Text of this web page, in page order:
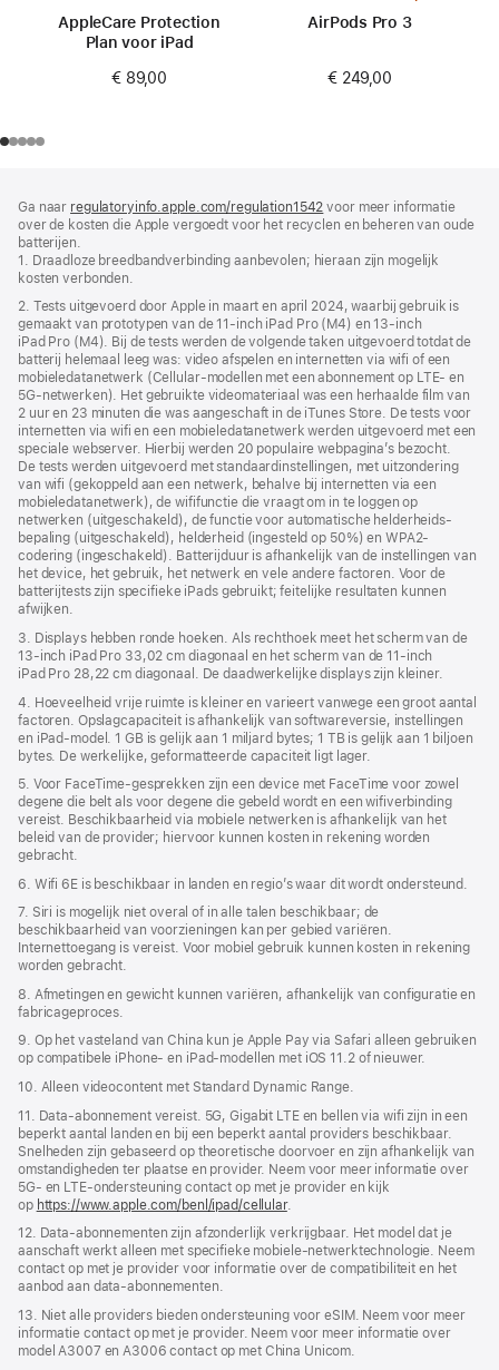
AppleCare Protection
Plan voor iPad
€ 89,00
AirPods Pro 3
€ 249,00
Ga naar regulatoryinfo.apple.com/regulation1542 (wordt
in
venster
voor meer informatie
over de kosten die Apple vergoedt voor het recyclen en beheren van oude
batterijen.
1. Draadloze breedbandverbinding aanbevolen; hieraan zijn mogelijk
kosten verbonden.
2. Tests uitgevoerd door Apple in maart en april 2024, waarbij gebruik is
gemaakt van prototypen van de 11‑inch iPad Pro (M4) en 13‑inch
iPad Pro (M4). Bij de tests werden de volgende taken uitgevoerd totdat de
batterij helemaal leeg was: video afspelen en internetten via wifi of een
mobiele­data­netwerk (Cellular-modellen met een abonnement op LTE- en
5G‑netwerken). Het gebruikte videomateriaal was een herhaalde film van
2 uur en 23 minuten die was aangeschaft in de iTunes Store. De tests voor
internetten via wifi en een mobiele­data­netwerk werden uitgevoerd met een
speciale webserver. Hierbij werden 20 populaire webpagina’s bezocht.
De tests werden uitgevoerd met standaard­instellingen, met uitzondering
van wifi (gekoppeld aan een netwerk, behalve bij internetten via een
mobiele­­data­­netwerk), de wififunctie die vraagt om in te loggen op
netwerken (uitgeschakeld), de functie voor automatische helderheids­
bepaling (uitgeschakeld), helderheid (ingesteld op 50%) en WPA2-
codering (ingeschakeld). Batterijduur is afhankelijk van de instellingen van
het device, het gebruik, het netwerk en vele andere factoren. Voor de
batterijtests zijn specifieke iPads gebruikt; feitelijke resultaten kunnen
afwijken.
3. Displays hebben ronde hoeken. Als rechthoek meet het scherm van de
13‑inch iPad Pro 33,02 cm diagonaal en het scherm van de 11‑inch
iPad Pro 28,22 cm diagonaal. De daadwerkelijke displays zijn kleiner.
4. Hoeveelheid vrije ruimte is kleiner en varieert vanwege een groot aantal
factoren. Opslagcapaciteit is afhankelijk van softwareversie, instellingen
en iPad‑model. 1 GB is gelijk aan 1 miljard bytes; 1 TB is gelijk aan 1 biljoen
bytes. De werkelijke, geformatteerde capaciteit ligt lager.
5. Voor FaceTime-gesprekken zijn een device met FaceTime voor zowel
degene die belt als voor degene die gebeld wordt en een wifiverbinding
vereist. Beschikbaarheid via mobiele netwerken is afhankelijk van het
beleid van de provider; hiervoor kunnen kosten in rekening worden
gebracht.
6. Wifi 6E is beschikbaar in landen en regio’s waar dit wordt ondersteund.
7. Siri is mogelijk niet overal of in alle talen beschikbaar; de
beschikbaarheid van voorzieningen kan per gebied variëren.
Internettoegang is vereist. Voor mobiel gebruik kunnen kosten in rekening
worden gebracht.
8. Afmetingen en gewicht kunnen variëren, afhankelijk van configuratie en
fabricageproces.
9. Op het vasteland van China kun je Apple Pay via Safari alleen gebruiken
op compatibele iPhone‑ en iPad-modellen met iOS 11.2 of nieuwer.
10. Alleen videocontent met Standard Dynamic Range.
11. Data-abonnement vereist. 5G, Gigabit LTE en bellen via wifi zijn in een
beperkt aantal landen en bij een beperkt aantal providers beschikbaar.
Snelheden zijn gebaseerd op theoretische doorvoer en zijn afhankelijk van
omstandigheden ter plaatse en provider. Neem voor meer informatie over
5G- en LTE‑ondersteuning contact op met je provider en kijk
op https://www.apple.com/benl/ipad/cellular.
12. Data-abonnementen zijn afzonderlijk verkrijgbaar. Het model dat je
aanschaft werkt alleen met specifieke mobiele-netwerktechnologie. Neem
contact op met je provider voor informatie over de compatibiliteit en het
aanbod aan data-abonnementen.
13. Niet alle providers bieden ondersteuning voor eSIM. Neem voor meer
informatie contact op met je provider. Neem voor meer informatie over
model A3007 en A3006 contact op met China Unicom.